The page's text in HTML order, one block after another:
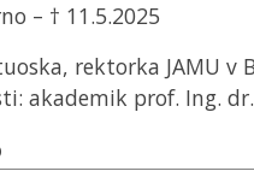
– † 11.5.2025
rektorka JAMU v
akademik prof. Ing.